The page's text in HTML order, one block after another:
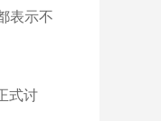
表示不
式讨